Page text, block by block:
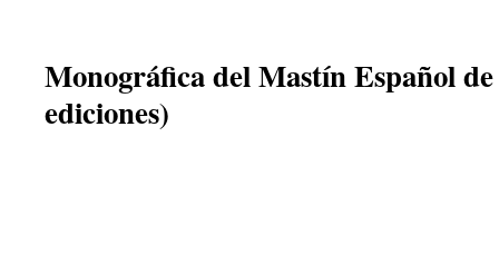
Monográfica del Mastín Español
ediciones)